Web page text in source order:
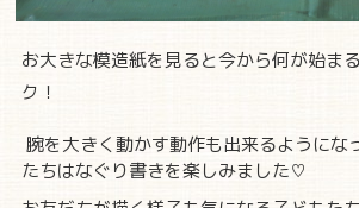
お大きな模造紙を見ると今から何が始ま
ク！
腕を大きく動かす動作も出来るようにな
たちはなぐり書きを楽しみました♡